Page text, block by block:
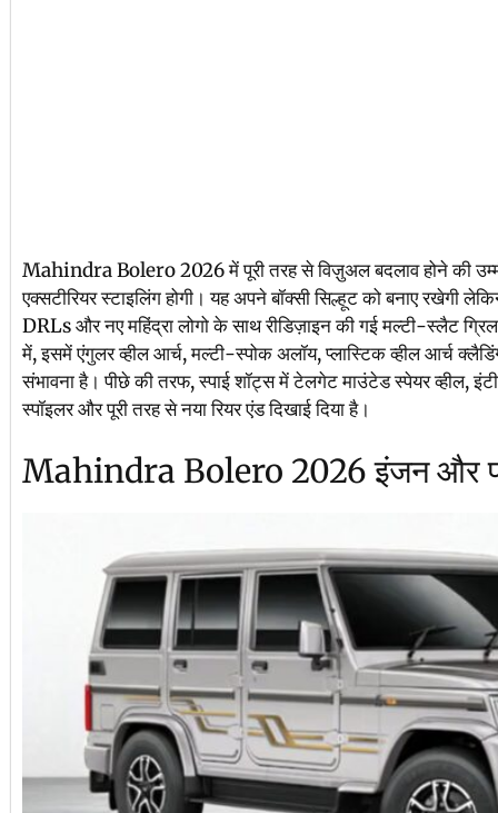
Mahindra Bolero 2026 में पूरी तरह से विज़ुअल बदलाव होने की
एक्सटीरियर स्टाइलिंग होगी। यह अपने बॉक्सी सिल्हूट को बनाए रखेगी
DRLs और नए महिंद्रा लोगो के साथ रीडिज़ाइन की गई मल्टी-स्लैट
में, इसमें एंगुलर व्हील आर्च, मल्टी-स्पोक अलॉय, प्लास्टिक व्हील आर्च
संभावना है। पीछे की तरफ, स्पाई शॉट्स में टेलगेट माउंटेड स्पेयर व्हील,
स्पॉइलर और पूरी तरह से नया रियर एंड दिखाई दिया है।
Mahindra Bolero 2026 इंजन और